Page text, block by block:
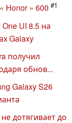
Honor » 600 #1
UI 8.5 на
Galaxy
получил
обнов...
Galaxy S26
дотягивает до